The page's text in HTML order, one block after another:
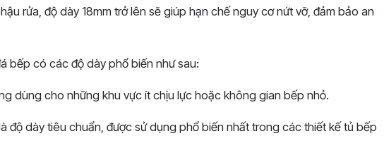
rửa, độ dày 18mm trở lên sẽ giúp hạn chế nguy cơ nứt vỡ, đảm bảo an
bếp có các độ dày phổ biến như sau:
dùng cho những khu vực ít chịu lực hoặc không gian bếp nhỏ.
độ dày tiêu chuẩn, được sử dụng phổ biến nhất trong các thiết kế tủ bếp